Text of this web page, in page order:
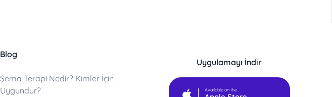
Blog
Şema Terapi Nedir? Kimler İçin
Uygundur?
Uygulamayı İndir
Available on the